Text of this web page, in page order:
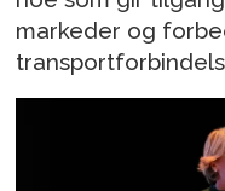
markeder og